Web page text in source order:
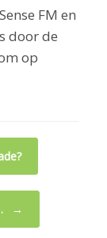
FM en
door de
op
→